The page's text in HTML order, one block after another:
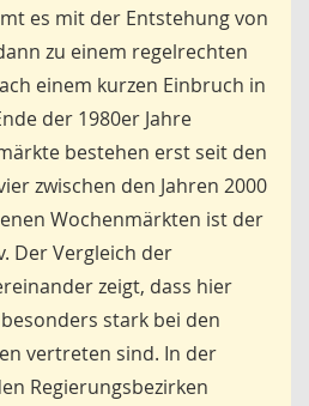
es mit der Entstehung von
zu einem regelrechten
einem kurzen Einbruch in
der 1980er Jahre
bestehen erst seit den
zwischen den Jahren 2000
Wochenmärkten ist der
Der Vergleich der
zeigt, dass hier
stark bei den
vertreten sind. In der
Regierungsbezirken